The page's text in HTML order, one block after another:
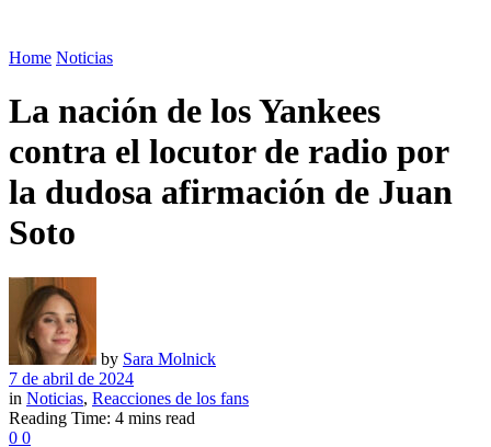
Home Noticias
La nación de los Yankees
contra el locutor de radio por
la dudosa afirmación de Juan
Soto
by Sara Molnick
7 de abril de 2024
in Noticias, Reacciones de los fans
Reading Time: 4 mins read
0 0